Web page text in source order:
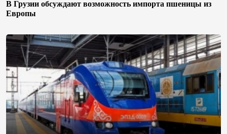
В Грузии обсуждают возможность импорта пшеницы из
Европы